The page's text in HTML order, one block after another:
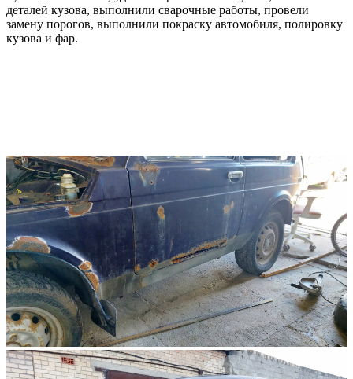
деталей кузова, выполнили сварочные работы, провели
замену порогов, выполнили покраску автомобиля, полировку
кузова и фар.